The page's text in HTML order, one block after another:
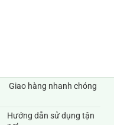
Giao hàng nhanh chóng
Hướng dẫn sử dụng tận